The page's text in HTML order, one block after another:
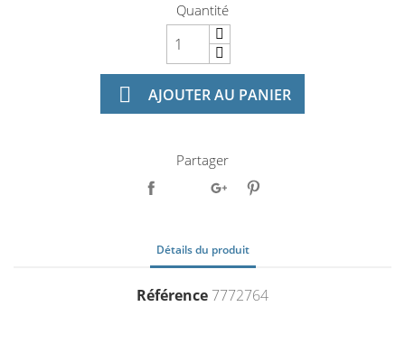
Quantité
 AJOUTER AU PANIER
Partager
Détails du produit
Référence 7772764